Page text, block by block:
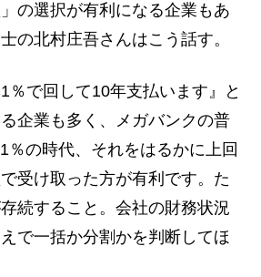
の選択が有利になる企業もあ
の北村庄吾さんはこう話す。
％で回して10年支払います』と
企業も多く、メガバンクの普
％の時代、それをはるかに上回
受け取った方が有利です。た
続すること。会社の財務状況
で一括か分割かを判断してほ